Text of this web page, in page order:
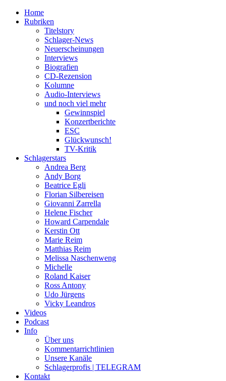
Home
Rubriken
Titelstory
Schlager-News
Neuerscheinungen
Interviews
Biografien
CD-Rezension
Kolumne
Audio-Interviews
und noch viel mehr
Gewinnspiel
Konzertberichte
ESC
Glückwunsch!
TV-Kritik
Schlagerstars
Andrea Berg
Andy Borg
Beatrice Egli
Florian Silbereisen
Giovanni Zarrella
Helene Fischer
Howard Carpendale
Kerstin Ott
Marie Reim
Matthias Reim
Melissa Naschenweng
Michelle
Roland Kaiser
Ross Antony
Udo Jürgens
Vicky Leandros
Videos
Podcast
Info
Über uns
Kommentarrichtlinien
Unsere Kanäle
Schlagerprofis | TELEGRAM
Kontakt